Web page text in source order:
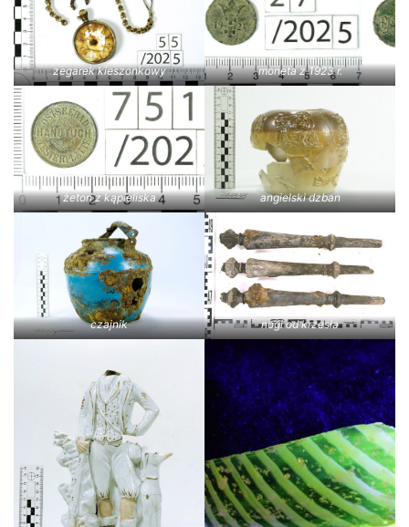
zegarek kieszonkowy moneta z 1923 r.
żeton z kąpieliska angielski dzban
czajnik nogi od krzesła